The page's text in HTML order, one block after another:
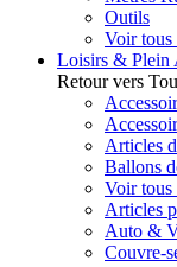
Outils
Voir tous
Loisirs & Plein
Retour vers
Articles
Ballons
Voir tous
Articles
Auto &
Couvre-